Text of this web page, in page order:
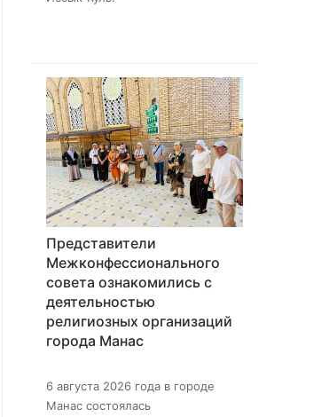
Представители
Межконфессионального
совета ознакомились с
деятельностью
религиозных организаций
города Манас
6 августа 2026 года в городе
Манас состоялась